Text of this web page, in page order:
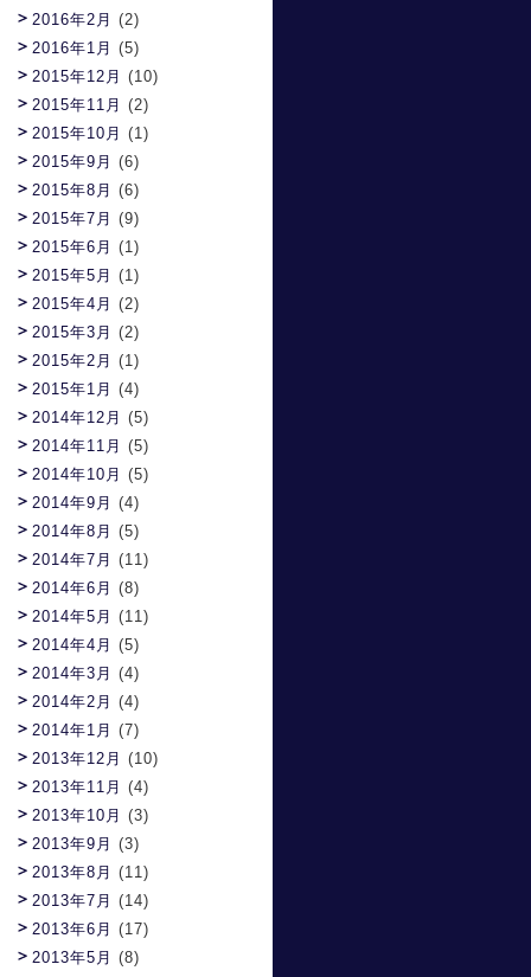
2016年2月 (2)
2016年1月 (5)
2015年12月 (10)
2015年11月 (2)
2015年10月 (1)
2015年9月 (6)
2015年8月 (6)
2015年7月 (9)
2015年6月 (1)
2015年5月 (1)
2015年4月 (2)
2015年3月 (2)
2015年2月 (1)
2015年1月 (4)
2014年12月 (5)
2014年11月 (5)
2014年10月 (5)
2014年9月 (4)
2014年8月 (5)
2014年7月 (11)
2014年6月 (8)
2014年5月 (11)
2014年4月 (5)
2014年3月 (4)
2014年2月 (4)
2014年1月 (7)
2013年12月 (10)
2013年11月 (4)
2013年10月 (3)
2013年9月 (3)
2013年8月 (11)
2013年7月 (14)
2013年6月 (17)
2013年5月 (8)